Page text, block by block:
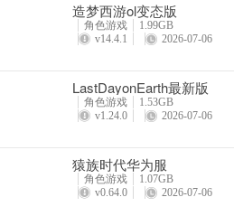
准备好了工具，咱们就要开始挖矿了
在主界面点左上角的小地图，打开3D区
在家附近的地方，远一块风水宝地，
造梦西游ol变态版
角色游戏
1.99GB
v14.4.1
2026-07-06
LastDayonEarth最新版
角色游戏
1.53GB
v1.24.0
2026-07-06
猿族时代华为服
角色游戏
1.07GB
v0.64.0
2026-07-06